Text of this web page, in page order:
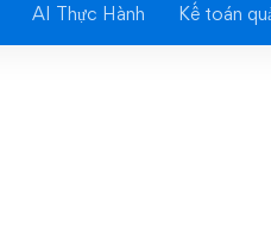
AI Thực Hành Kế toán